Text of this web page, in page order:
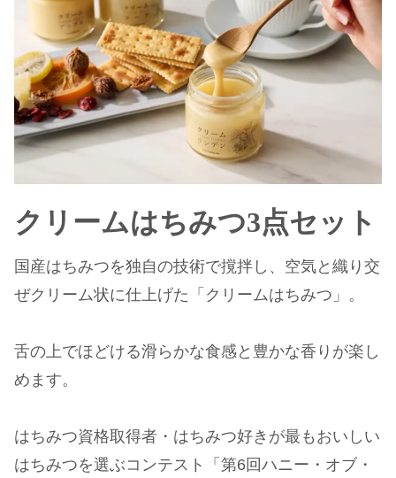
クリームはちみつ3点セット
国産はちみつを独自の技術で撹拌し、空気と織り交
ぜクリーム状に仕上げた「クリームはちみつ」。
舌の上でほどける滑らかな食感と豊かな香りが楽し
めます。
はちみつ資格取得者・はちみつ好きが最もおいしい
はちみつを選ぶコンテスト「第6回ハニー・オブ・